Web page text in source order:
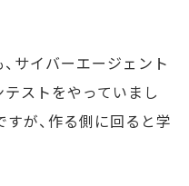
サイバーエージェント
ストをやっていまし
が、作る側に回ると学